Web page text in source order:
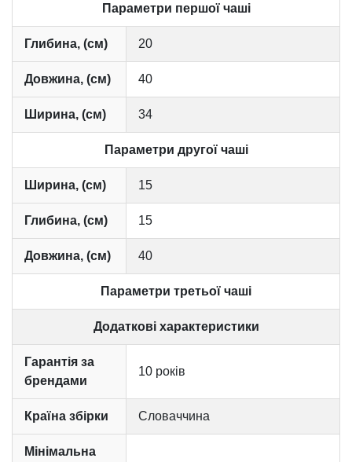
Параметри першої чаші
Глибина, (см) 20
Довжина, (см) 40
Ширина, (см) 34
Параметри другої чаші
Ширина, (см) 15
Глибина, (см) 15
Довжина, (см) 40
Параметри третьої чаші
Додаткові характеристики
Гарантія за
брендами
10 років
Країна збірки Словаччина
Мінімальна